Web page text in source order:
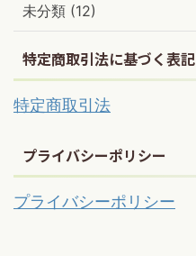
未分類 (12)
特定商取引法に基づく表記
特定商取引法
プライバシーポリシー
プライバシーポリシー